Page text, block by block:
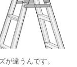
違うんです。